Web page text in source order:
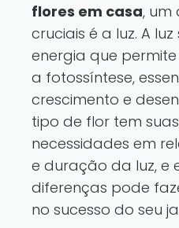
flores em casa, um
cruciais é a luz. A
energia que
a fotossíntese,
crescimento e
tipo de flor tem
necessidades em
e duração da luz, e
diferenças pode
no sucesso do seu